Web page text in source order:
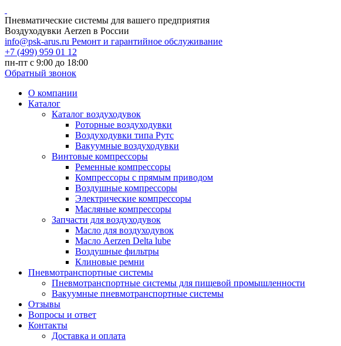
Пневматические системы для вашего предприятия
Воздуходувки Aerzen в России
info@psk-arus.ru Ремонт и гарантийное обслуживание
+7 (499) 959 01 12
пн-пт с 9:00 до 18:00
Обратный звонок
О компании
Каталог
Каталог воздуходувок
Роторные воздуходувки
Воздуходувки типа Рутс
Вакуумные воздуходувки
Винтовые компрессоры
Ременные компрессоры
Компрессоры с прямым приводом
Воздушные компрессоры
Электрические компрессоры
Масляные компрессоры
Запчасти для воздуходувок
Масло для воздуходувок
Масло Aerzen Delta lube
Воздушные фильтры
Клиновые ремни
Пневмотранспортные системы
Пневмотранспортные системы для пищевой промышленности
Вакуумные пневмотранспортные системы
Отзывы
Вопросы и ответ
Контакты
Доставка и оплата